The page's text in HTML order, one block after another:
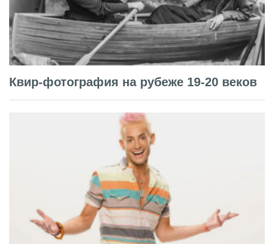
Квир-фотография на рубеже 19-20 веков